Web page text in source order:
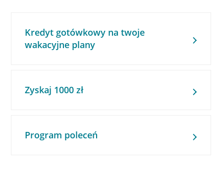
Kredyt gotówkowy na twoje
wakacyjne plany
Zyskaj 1000 zł
Program poleceń